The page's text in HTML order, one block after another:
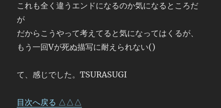
これも全く違うエンドになるのか気になるところだ
が
だからこうやって考えてると気になってはくるが、
もう一回Vが死ぬ描写に耐えられない()
て、感じでした。TSURASUGI
目次へ戻る △△△